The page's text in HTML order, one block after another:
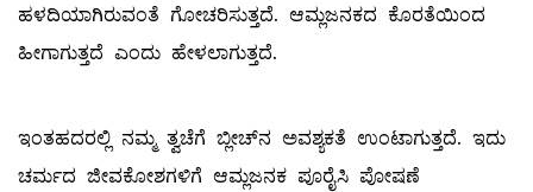
ಹಳದಿಯಾಗಿರುವಂತೆ ಗೋಚರಿಸುತ್ತದೆ. ಆಮ್ಲಜನಕದ ಕೊರತೆಯಿಂದ
ಹೀಗಾಗುತ್ತದೆ ಎಂದು ಹೇಳಲಾಗುತ್ತದೆ.
ಇಂತಹದರಲ್ಲಿ ನಮ್ಮ ತ್ವಚೆಗೆ ಬ್ಲೀಚ್‌ನ ಅವಶ್ಯಕತೆ ಉಂಟಾಗುತ್ತದೆ. ಇದು
ಚರ್ಮದ ಜೀವಕೋಶಗಳಿಗೆ ಆಮ್ಲಜನಕ ಪೂರೈಸಿ ಪೋಷಣೆ